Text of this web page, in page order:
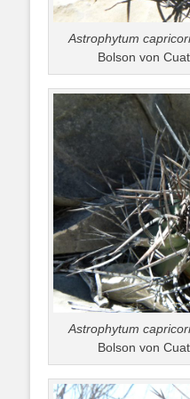
Astrophytum
Bolson von
Astrophytum
Bolson von